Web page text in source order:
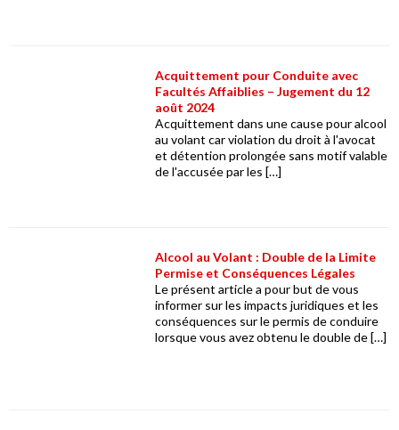
Acquittement pour Conduite avec
Facultés Affaiblies – Jugement du 12
août 2024
Acquittement dans une cause pour alcool
au volant car violation du droit à l'avocat
et détention prolongée sans motif valable
de l'accusée par les […]
Alcool au Volant : Double de la Limite
Permise et Conséquences Légales
Le présent article a pour but de vous
informer sur les impacts juridiques et les
conséquences sur le permis de conduire
lorsque vous avez obtenu le double de […]